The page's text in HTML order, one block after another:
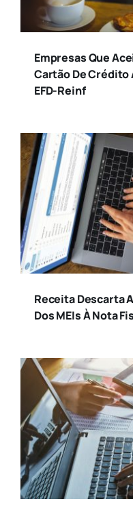
Finanças
Jurídico
Saúde
Sebrae
Social
Turismo
Empresas Que
Cartão De Crédito
EFD-Reinf
Receita Descarta
Dos MEIs À Nota